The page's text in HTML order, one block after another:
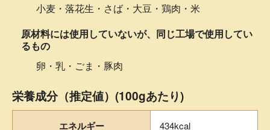
小麦・落花生・さば・大豆・鶏肉・米
原材料には使用していないが、同じ工場で使用してい
るもの
卵・乳・ごま・豚肉
栄養成分（推定値）(100gあたり)
エネルギー 434kcal